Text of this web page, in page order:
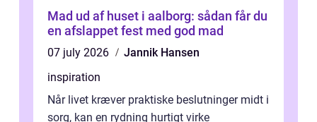
Mad ud af huset i aalborg: sådan får du
en afslappet fest med god mad
07 july 2026
Jannik Hansen
inspiration
Når livet kræver praktiske beslutninger midt i
sorg, kan en rydning hurtigt virke